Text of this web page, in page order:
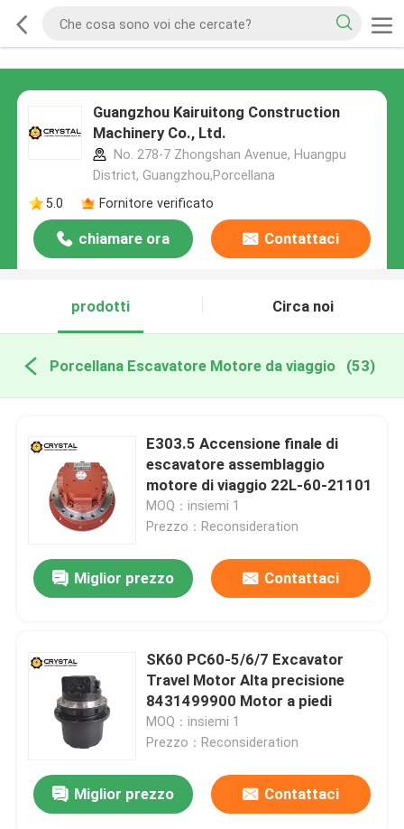
Guangzhou Kairuitong Construction
Machinery Co., Ltd.
No. 278-7 Zhongshan Avenue, Huangpu
District, Guangzhou,Porcellana
5.0
Fornitore verificato
chiamare ora Contattaci
prodotti Circa noi
Porcellana Escavatore Motore da viaggio (53)
E303.5 Accensione finale di
escavatore assemblaggio
motore di viaggio 22L-60-21101
MOQ：insiemi 1
Prezzo：Reconsideration
Miglior prezzo Contattaci
SK60 PC60-5/6/7 Excavator
Travel Motor Alta precisione
8431499900 Motor a piedi
MOQ：insiemi 1
Prezzo：Reconsideration
Miglior prezzo Contattaci